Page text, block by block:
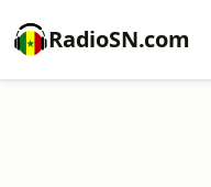
RadioSN.com